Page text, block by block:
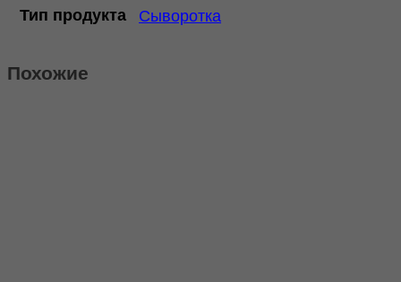
Тип продукта Сыворотка
Похожие